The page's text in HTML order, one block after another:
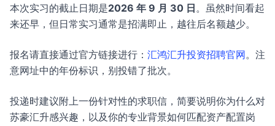
本次实习的截止日期是2026 年 9 月 30 日。虽然时间看起
来还早，但日常实习通常是招满即止，越往后名额越少。
报名请直接通过官方链接进行： 汇鸿汇升投资招聘官网。注
意网址中的年份标识，别投错了批次。
投递时建议附上一份针对性的求职信，简要说明你为什么对
苏豪汇升感兴趣，以及你的专业背景如何匹配资产配置岗